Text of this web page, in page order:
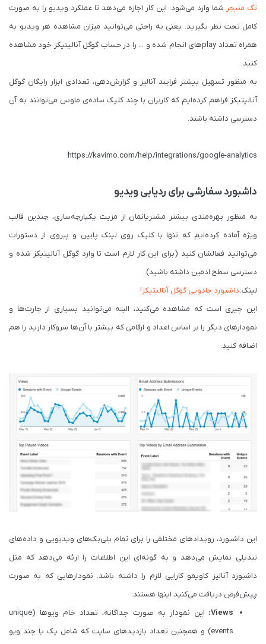
تگ منیجر شما وارد می‌شود. این کار اجازه می‌دهد تا عملکرد ویدیو را به صورت
کامل تحت نظر بگیرید. یعنی به راحتی می‌توانید میزان مشاهده هر ویدیو به
همراه تعداد playهای انجام شده و ... را در حساب گوگل آنالیتیکز خود مشاهده
کنید.
به منظور تسهیل بیشتر فرایند آنالیز و گزارش‌دهی، تعدادی ابزار رایگان گوگل
آنالیتیکز فراهم کرده‌ایم که کاربران با چند کلیک ساده‌ی ماوس می‌توانند به آن
دسترسی داشته باشند.
https://kavimo.com/help/integrations/google-analytics
داشبورد سفارشی برای ردیابی ویدیو
به منظور بهره‌مندی بیشتر مشتریانمان از مزیت یکپارچه‌سازی، چندین قالب
ویژه آماده کرده‌ایم که تنها با کلیک روی لینک پایین و پیروی از دستورات
می‌توانید فعالشان کنید (برای این کار لازم است تا وارد گوگل آنالیتیکز شده و
دسترسی سطح ادمین داشته باشید).
لینک:داشبورد جادویی گوگل آنالیتیکز!
این چیزی است که مشاهده می‌کنید، البته می‌توانید بسیاری از چارت‌ها و
نمودارهای دیگر را بر اساس اعداد و ارقامی که بیشتر با آن‌ها سروکار دارید را هم
اضافه کنید.
این داشبورد، رویدادهای مختلفی را برای تمام پلی‌بک‌های ویدیویی و داده‌های
تبدیلی نمایش می‌دهد و به گونه‌ای این اطلاعات را ارئه می‌دهد که مثل
داشبورد آنالیز کاویمو کارایی لازم را داشته باشد. نمودارهایی که به صورت
پیش‌فرض دریافت می‌کنید اینها هستند:
Views:
این نمودار به صورت جداگانه، تعداد خام ویوها (unique
events) و همچنین تعداد بازدیدهای سایت که شامل یک یا چند ویو